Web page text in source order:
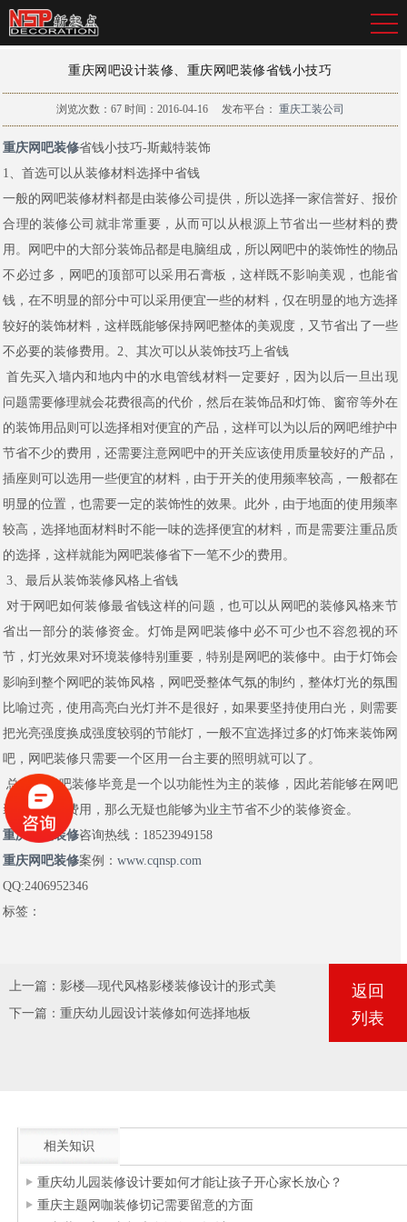
重庆网吧设计装修、重庆网吧装修省钱小技巧
浏览次数： 67 时间：2016-04-16 发布平台： 重庆工装公司
重庆网吧装修省钱小技巧-斯戴特装饰
1、首选可以从装修材料选择中省钱
一般的网吧装修材料都是由装修公司提供，所以选择一家信誉好、报价
合理的装修公司就非常重要，从而可以从根源上节省出一些材料的费
用。网吧中的大部分装饰品都是电脑组成，所以网吧中的装饰性的物品
不必过多，网吧的顶部可以采用石膏板，这样既不影响美观，也能省
钱，在不明显的部分中可以采用便宜一些的材料，仅在明显的地方选择
较好的装饰材料，这样既能够保持网吧整体的美观度，又节省出了一些
不必要的装修费用。2、其次可以从装饰技巧上省钱
首先买入墙内和地内中的水电管线材料一定要好，因为以后一旦出现
问题需要修理就会花费很高的代价，然后在装饰品和灯饰、窗帘等外在
的装饰用品则可以选择相对便宜的产品，这样可以为以后的网吧维护中
节省不少的费用，还需要注意网吧中的开关应该使用质量较好的产品，
插座则可以选用一些便宜的材料，由于开关的使用频率较高，一般都在
明显的位置，也需要一定的装饰性的效果。此外，由于地面的使用频率
较高，选择地面材料时不能一味的选择便宜的材料，而是需要注重品质
的选择，这样就能为网吧装修省下一笔不少的费用。
3、最后从装饰装修风格上省钱
对于网吧如何装修最省钱这样的问题，也可以从网吧的装修风格来节
省出一部分的装修资金。灯饰是网吧装修中必不可少也不容忽视的环
节，灯光效果对环境装修特别重要，特别是网吧的装修中。由于灯饰会
影响到整个网吧的装饰风格，网吧受整体气氛的制约，整体灯光的氛围
比喻过亮，使用高亮白光灯并不是很好，如果要坚持使用白光，则需要
把光亮强度换成强度较弱的节能灯，一般不宜选择过多的灯饰来装饰网
吧，网吧装修只需要一个区用一台主要的照明就可以了。
总结：网吧装修毕竟是一个以功能性为主的装修，因此若能够在网吧
装修中节省费用，那么无疑也能够为业主节省不少的装修资金。
重庆网吧装修咨询热线：18523949158
重庆网吧装修案例： www.cqnsp.com
QQ:2406952346
标签：
上一篇： 影楼—现代风格影楼装修设计的形式美
下一篇： 重庆幼儿园设计装修如何选择地板
返回
列表
相关知识
重庆幼儿园装修设计要如何才能让孩子开心家长放心？
重庆主题网咖装修切记需要留意的方面